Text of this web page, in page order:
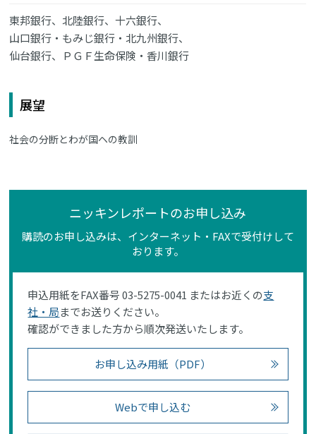
東邦銀行、北陸銀行、十六銀行、
山口銀行・もみじ銀行・北九州銀行、
仙台銀行、ＰＧＦ生命保険・香川銀行
展望
社会の分断とわが国ヘの教訓
ニッキンレポートのお申し込み
購読のお申し込みは、インターネット・FAXで受付けして
おります。
申込用紙をFAX番号 03-5275-0041 またはお近くの支
社・局までお送りください。
確認ができました方から順次発送いたします。
お申し込み用紙（PDF）
Webで申し込む